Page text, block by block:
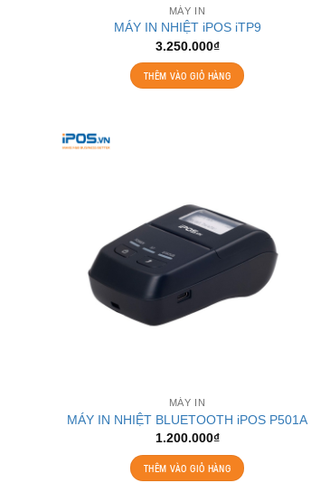
MÁY IN
MÁY IN NHIỆT iPOS iTP9
3.250.000₫
THÊM VÀO GIỎ HÀNG
MÁY IN
MÁY IN NHIỆT BLUETOOTH iPOS P501A
1.200.000₫
THÊM VÀO GIỎ HÀNG